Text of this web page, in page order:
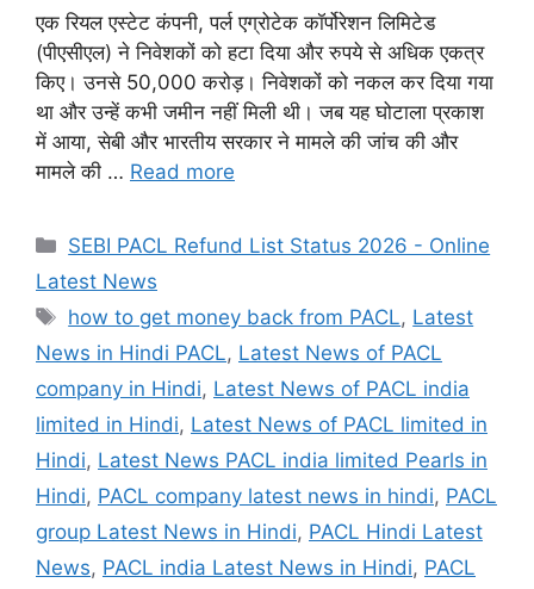
एक रियल एस्टेट कंपनी, पर्ल एग्रोटेक कॉर्पोरेशन लिमिटेड
(पीएसीएल) ने निवेशकों को हटा दिया और रुपये से अधिक एकत्र
किए। उनसे 50,000 करोड़। निवेशकों को नकल कर दिया गया
था और उन्हें कभी जमीन नहीं मिली थी। जब यह घोटाला प्रकाश
में आया, सेबी और भारतीय सरकार ने मामले की जांच की और
मामले की … Read more
Categories
SEBI PACL Refund List Status 2026 - Online
Latest News
Tags
how to get money back from PACL, Latest
News in Hindi PACL, Latest News of PACL
company in Hindi, Latest News of PACL india
limited in Hindi, Latest News of PACL limited in
Hindi, Latest News PACL india limited Pearls in
Hindi, PACL company latest news in hindi, PACL
group Latest News in Hindi, PACL Hindi Latest
News, PACL india Latest News in Hindi, PACL